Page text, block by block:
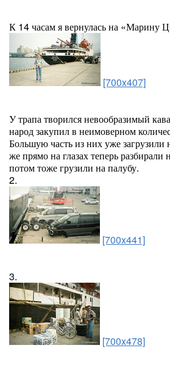
К 14 часам я вернулась на «Марину
[700x407]
У трапа творился невообразимый
народ закупил в неимоверном
Большую часть из них уже загрузили
же прямо на глазах теперь разбирали
потом тоже грузили на палубу.
2.
[700x441]
3.
[700x478]